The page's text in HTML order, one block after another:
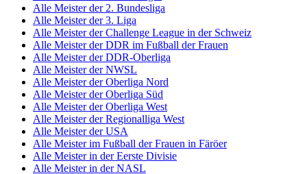
Alle Meister der 2. Bundesliga
Alle Meister der 3. Liga
Alle Meister der Challenge League in der Schweiz
Alle Meister der DDR im Fußball der Frauen
Alle Meister der DDR-Oberliga
Alle Meister der NWSL
Alle Meister der Oberliga Nord
Alle Meister der Oberliga Süd
Alle Meister der Oberliga West
Alle Meister der Regionalliga West
Alle Meister der USA
Alle Meister im Fußball der Frauen in Färöer
Alle Meister in der Eerste Divisie
Alle Meister in der NASL